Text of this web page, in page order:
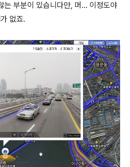
는 부분이 있습니다만, 머... 이정도야
없죠.